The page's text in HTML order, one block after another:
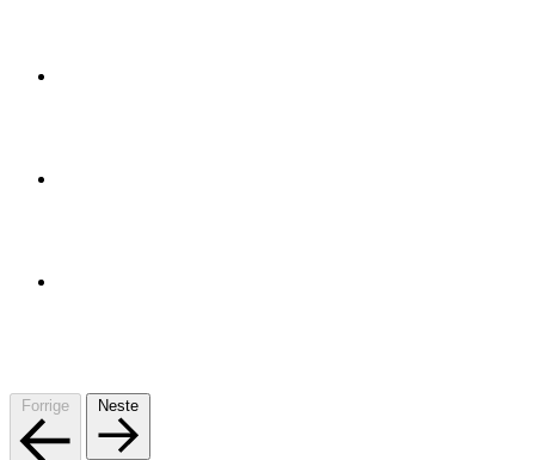
Forrige Neste